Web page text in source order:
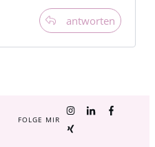
antworten
FOLGE MIR